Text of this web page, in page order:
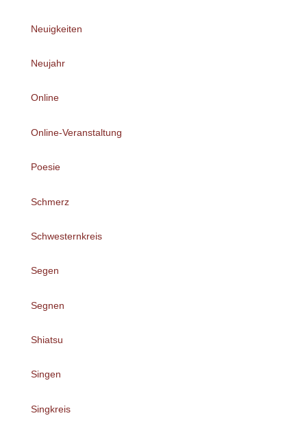
Neuigkeiten
Neujahr
Online
Online-Veranstaltung
Poesie
Schmerz
Schwesternkreis
Segen
Segnen
Shiatsu
Singen
Singkreis